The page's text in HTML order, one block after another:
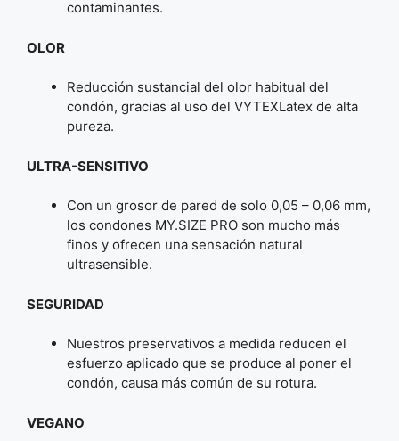
contaminantes.
OLOR
Reducción sustancial del olor habitual del
condón, gracias al uso del VYTEXLatex de alta
pureza.
ULTRA-SENSITIVO
Con un grosor de pared de solo 0,05 – 0,06 mm,
los condones MY.SIZE PRO son mucho más
finos y ofrecen una sensación natural
ultrasensible.
SEGURIDAD
Nuestros preservativos a medida reducen el
esfuerzo aplicado que se produce al poner el
condón, causa más común de su rotura.
VEGANO